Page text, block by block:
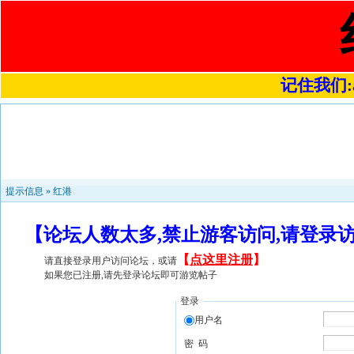
记住我们
提示信息 » 红港
【论坛人数太多,禁止游客访问,请登
请直接登录用户访问论坛，或请 【 点这里注册】
如果您已注册,请先登录论坛即可游览帖子
登录
用户名
密 码